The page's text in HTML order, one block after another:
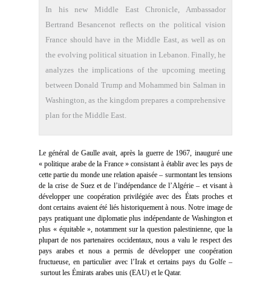
In his new Middle East Chronicle, Ambassador
Bertrand Besancenot reflects on the political vision
France should have in the Middle East, as well as on
the evolving political situation in Lebanon. Finally, he
analyzes the implications of the upcoming meeting
between Donald Trump and Mohammed bin Salman in
Washington, as the kingdom prepares a comprehensive
plan for the Middle East.
Le général de Gaulle avait, après la guerre de 1967, inauguré une
« politique arabe de la France » consistant à établir avec les pays de
cette partie du monde une relation apaisée – surmontant les tensions
de la crise de Suez et de l’indépendance de l’Algérie – et visant à
développer une coopération privilégiée avec des États proches et
dont certains avaient été liés historiquement à nous. Notre image de
pays pratiquant une diplomatie plus indépendante de Washington et
plus « équitable », notamment sur la question palestinienne, que la
plupart de nos partenaires occidentaux, nous a valu le respect des
pays arabes et nous a permis de développer une coopération
fructueuse, en particulier avec l’Irak et certains pays du Golfe –
surtout les Émirats arabes unis (EAU) et le Qatar.